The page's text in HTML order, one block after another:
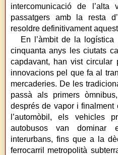
intercomunicació de l’alta
passatgers amb la resta
resoldre definitivament
En l’àmbit de la
cinquanta anys les ciutats
capdavant, han vist circular
innovacions pel que fa al
mercaderies. De les
passà als primers
després de vapor i finalment
l’automòbil, els vehicles
autobusos van dominar
interurbans, fins que a la
ferrocarril metropolità